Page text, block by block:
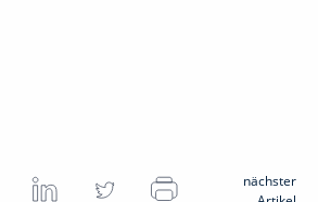
nächster